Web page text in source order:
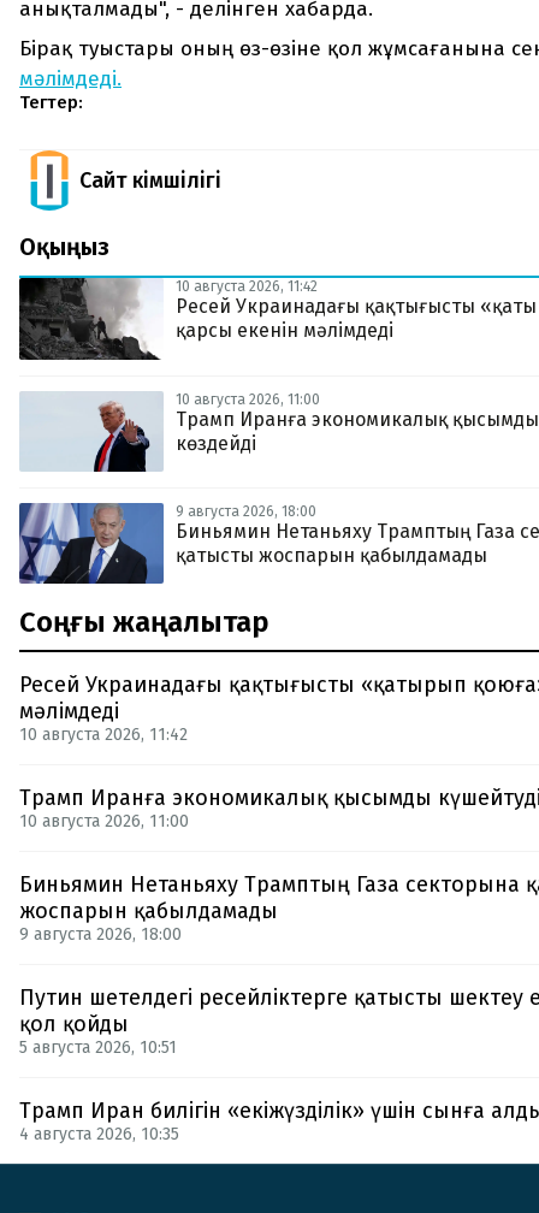
анықталмады", - делінген хабарда.
Бірақ туыстары оның өз-өзіне қол жұмсағанына
мәлімдеді.
Тегтер:
Сайт Әкімшілігі
Оқыңыз
10 августа 2026, 11:42
Ресей Украинадағы қақтығысты
қарсы екенін мәлімдеді
10 августа 2026, 11:00
Трамп Иранға экономикалық қысымды
көздейді
9 августа 2026, 18:00
Биньямин Нетаньяху Трамптың Газа
қатысты жоспарын қабылдамады
Соңғы жаңалықтар
Ресей Украинадағы қақтығысты «қатырып
мәлімдеді
10 августа 2026, 11:42
Трамп Иранға экономикалық қысымды күшейтуді
10 августа 2026, 11:00
Биньямин Нетаньяху Трамптың Газа секторына
жоспарын қабылдамады
9 августа 2026, 18:00
Путин шетелдегі ресейліктерге қатысты шектеу
қол қойды
5 августа 2026, 10:51
Трамп Иран билігін «екіжүзділік» үшін сынға
4 августа 2026, 10:35